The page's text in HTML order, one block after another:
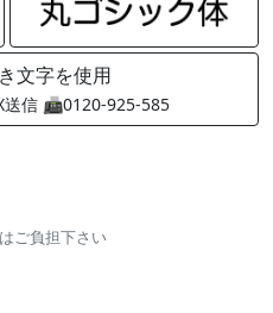
文字を使用
送信 📠0120-925-585
ご負担下さい